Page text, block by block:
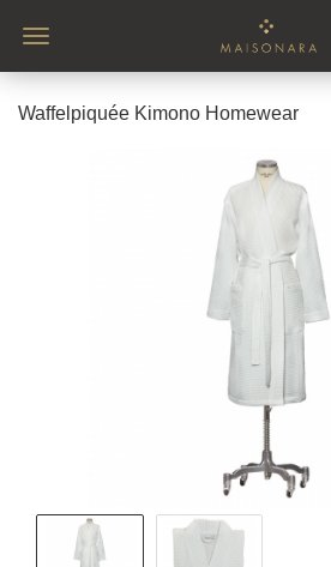
Waffelpiquée Kimono Homewear